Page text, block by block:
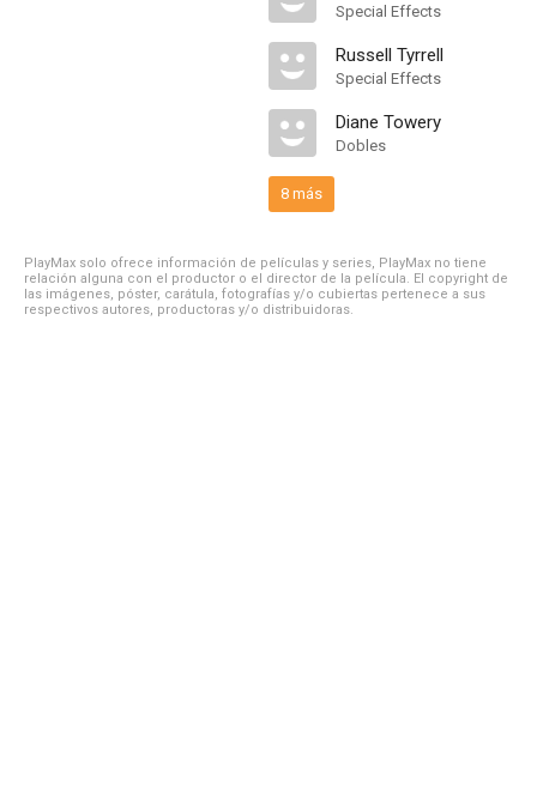
Special Effects
Russell Tyrrell
Special Effects
Diane Towery
Dobles
8 más
PlayMax solo ofrece información de películas y series, PlayMax no tiene
relación alguna con el productor o el director de la película. El copyright de
las imágenes, póster, carátula, fotografías y/o cubiertas pertenece a sus
respectivos autores, productoras y/o distribuidoras.